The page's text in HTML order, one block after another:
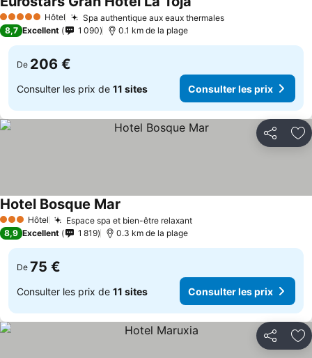
5 Étoiles Hôtel Spa authentique aux eaux thermalesConsulter les
8,7 Excellent 1 090 0.1 km de la plage
De 206 €
Consulter les prix de 11 sites Consulter les prix
Partager
3 ÉtoilesHôtel Espace spa et bien-être relaxantConsulter les prix
Hotel Bosque Mar
8,9 Excellent 1 819 0.3 km de la plage
De 75 €
Consulter les prix de 11 sites Consulter les prix
Partager